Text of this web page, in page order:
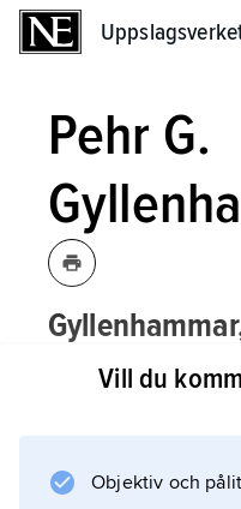
Pehr G.
28 april 1935,
företagsledare,
släktartikel
Vill du
Objektiv och